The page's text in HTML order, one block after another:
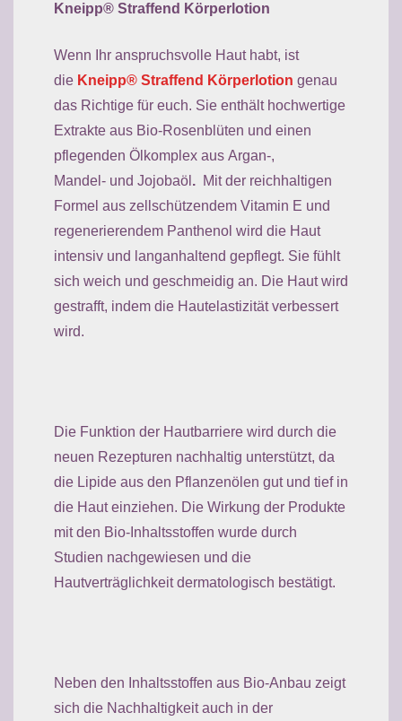
Kneipp® Straffend Körperlotion
Wenn Ihr anspruchsvolle Haut habt, ist
die Kneipp® Straffend Körperlotion genau
das Richtige für euch. Sie enthält hochwertige
Extrakte aus Bio-Rosenblüten und einen
pflegenden Ölkomplex aus Argan-,
Mandel- und Jojobaöl . Mit der reichhaltigen
Formel aus zellschützendem Vitamin E und
regenerierendem Panthenol wird die Haut
intensiv und langanhaltend gepflegt. Sie fühlt
sich weich und geschmeidig an. Die Haut wird
gestrafft, indem die Hautelastizität verbessert
wird.
Die Funktion der Hautbarriere wird durch die
neuen Rezepturen nachhaltig unterstützt, da
die Lipide aus den Pflanzenölen gut und tief in
die Haut einziehen. Die Wirkung der Produkte
mit den Bio-Inhaltsstoffen wurde durch
Studien nachgewiesen und die
Hautverträglichkeit dermatologisch bestätigt.
Neben den Inhaltsstoffen aus Bio-Anbau zeigt
sich die Nachhaltigkeit auch in der